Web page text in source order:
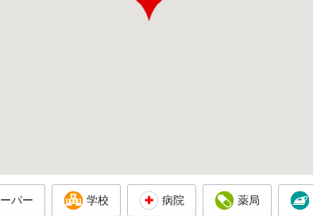
パー 学校 病院 薬局